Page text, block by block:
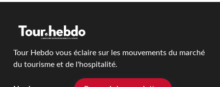
Tour Hebdo vous éclaire sur les mouvements du marché
du tourisme et de l'hospitalité.